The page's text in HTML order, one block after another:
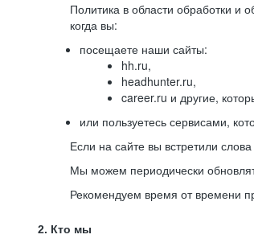
Политика в области обработки и
когда вы:
посещаете наши сайты:
hh.ru,
headhunter.ru,
career.ru и другие,
или пользуетесь сервисами,
Если на сайте вы встретили
Мы можем периодически
Рекомендуем время от времени
2. Кто мы